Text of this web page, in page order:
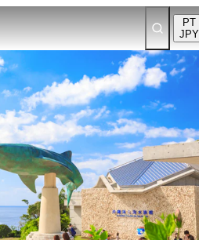
PT
JPY